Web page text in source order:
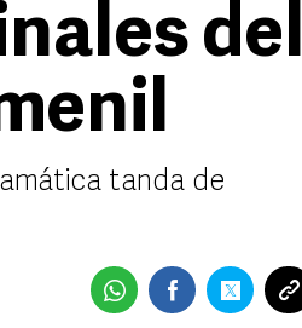
del
tanda de